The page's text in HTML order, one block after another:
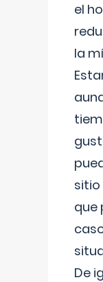
el
la
sitio
que
De